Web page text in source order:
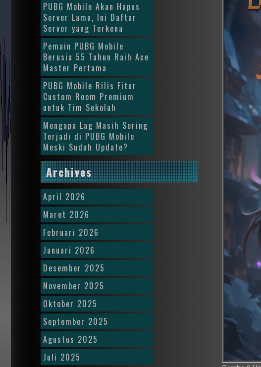
PUBG Mobile Akan Hapus
Server Lama, Ini Daftar
Server yang Terkena
Pemain PUBG Mobile
Berusia 55 Tahun Raih Ace
Master Pertama
PUBG Mobile Rilis Fitur
Custom Room Premium
untuk Tim Sekolah
Mengapa Lag Masih Sering
Terjadi di PUBG Mobile
Meski Sudah Update?
Archives
April 2026
Maret 2026
Februari 2026
Januari 2026
Desember 2025
November 2025
Oktober 2025
September 2025
Agustus 2025
Juli 2025